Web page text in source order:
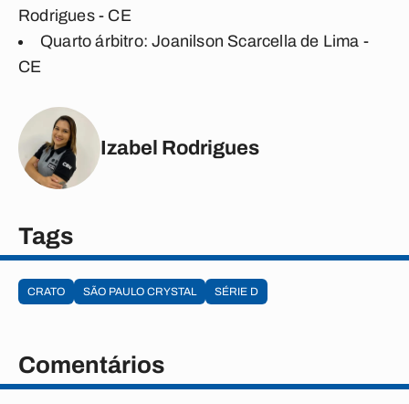
Rodrigues - CE
Quarto árbitro: Joanilson Scarcella de Lima -
CE
Izabel Rodrigues
Tags
CRATO SÃO PAULO CRYSTAL SÉRIE D
Comentários